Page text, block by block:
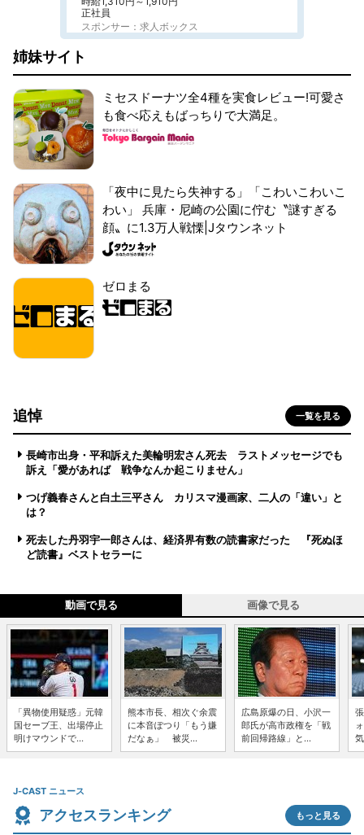
正社員
スポンサー：求人ボックス
姉妹サイト
ミセスドーナツ全4種を実食レビュー!可愛さ
も食べ応えもばっちりで大満足。
「夜中に見たら失神する」「こわいこわいこ
わい」 兵庫・尼崎の公園に佇む〝謎すぎる
顔〟に1.3万人戦慄|Jタウンネット
ゼロまる
追悼 一覧を見る
長崎市出身・平和訴えた美輪明宏さん死去 ラストメッセージでも
訴え「愛があれば 戦争なんか起こりません」
つげ義春さんと白土三平さん カリスマ漫画家、二人の「違い」と
は？
死去した丹羽宇一郎さんは、経済界有数の読書家だった 『死ぬほ
ど読書』ベストセラーに
動画で見る 画像で見る
「異物使用疑惑」元韓
国セーブ王、出場停止
明けマウンドで...
熊本市長、相次ぐ余震
に本音ぽつり「もう嫌
だなぁ」 被災...
広島原爆の日、小沢一
郎氏が高市政権を「戦
前回帰路線」と...
J-CAST ニュース
アクセスランキング もっと見る